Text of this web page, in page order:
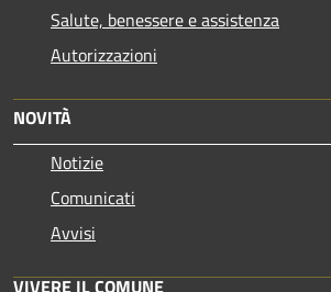
Salute, benessere e assistenza
Autorizzazioni
NOVITÀ
Notizie
Comunicati
Avvisi